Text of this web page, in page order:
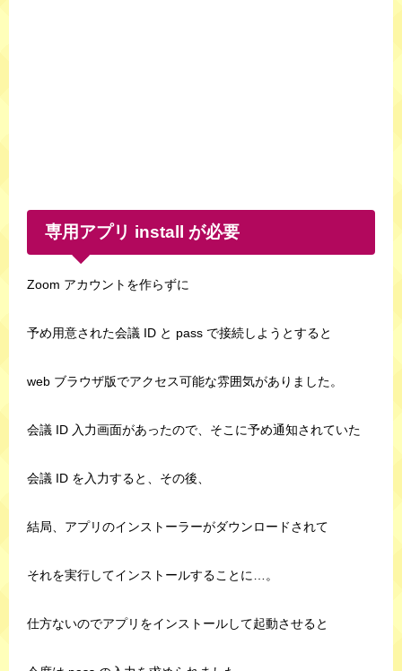
専用アプリ install が必要
Zoom アカウントを作らずに
予め用意された会議 ID と pass で接続しようとすると
web ブラウザ版でアクセス可能な雰囲気がありました。
会議 ID 入力画面があったので、そこに予め通知されていた
会議 ID を入力すると、その後、
結局、アプリのインストーラーがダウンロードされて
それを実行してインストールすることに…。
仕方ないのでアプリをインストールして起動させると